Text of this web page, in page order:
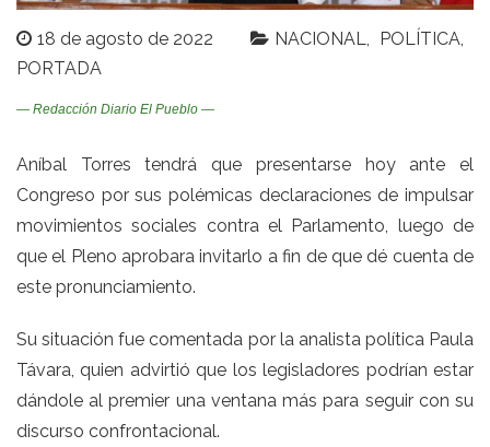
18 de agosto de 2022 NACIONAL
POLÍTICA
PORTADA
— Redacción Diario El Pueblo —
Aníbal Torres tendrá que presentarse hoy ante el
Congreso por sus polémicas declaraciones de impulsar
movimientos sociales contra el Parlamento, luego de
que el Pleno aprobara invitarlo a fin de que dé cuenta de
este pronunciamiento.
Su situación fue comentada por la analista política Paula
Távara, quien advirtió que los legisladores podrían estar
dándole al premier una ventana más para seguir con su
discurso confrontacional.